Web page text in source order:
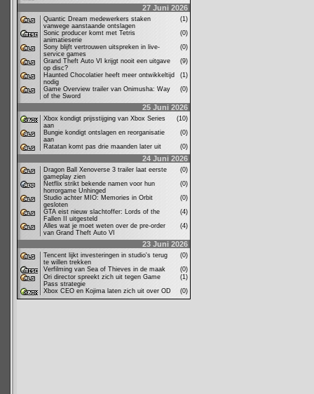
27 Juni 2026
Quantic Dream medewerkers staken
vanwege aanstaande ontslagen
(1)
Sonic producer komt met Tetris
animatieserie
(0)
Sony blijft vertrouwen uitspreken in live-
service games
(0)
Grand Theft Auto VI krijgt nooit een uitgave
op disc?
(9)
Haunted Chocolatier heeft meer ontwikkeltijd
nodig
(1)
Game Overview trailer van Onimusha: Way
of the Sword
(0)
25 Juni 2026
Xbox kondigt prijsstijging van Xbox Series
aan
(10)
Bungie kondigt ontslagen en reorganisatie
aan
(0)
Ratatan komt pas drie maanden later uit
(0)
24 Juni 2026
Dragon Ball Xenoverse 3 trailer laat eerste
gameplay zien
(0)
Netflix strikt bekende namen voor hun
horrorgame Unhinged
(0)
Studio achter MIO: Memories in Orbit
gesloten
(0)
GTA eist nieuw slachtoffer: Lords of the
Fallen II uitgesteld
(4)
Alles wat je moet weten over de pre-order
van Grand Theft Auto VI
(4)
23 Juni 2026
Tencent lijkt investeringen in studio's terug
te willen trekken
(0)
Verfilming van Sea of Thieves in de maak
(0)
Ori director spreekt zich uit tegen Game
Pass strategie
(1)
Xbox CEO en Kojima laten zich uit over OD
(0)